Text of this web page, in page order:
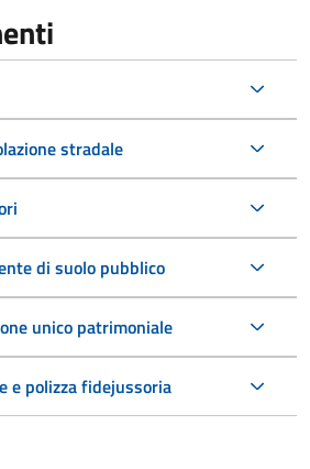
stradale
di suolo pubblico
unico patrimoniale
e polizza fidejussoria